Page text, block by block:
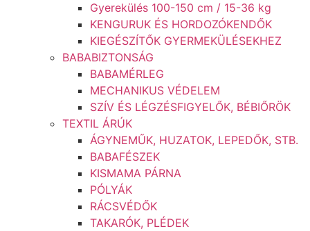
Gyerekülés 100-150 cm / 15-36 kg
KENGURUK ÉS HORDOZÓKENDŐK
KIEGÉSZÍTŐK GYERMEKÜLÉSEKHEZ
BABABIZTONSÁG
BABAMÉRLEG
MECHANIKUS VÉDELEM
SZÍV ÉS LÉGZÉSFIGYELŐK, BÉBIŐRÖK
TEXTIL ÁRÚK
ÁGYNEMŰK, HUZATOK, LEPEDŐK, STB.
BABAFÉSZEK
KISMAMA PÁRNA
PÓLYÁK
RÁCSVÉDŐK
TAKARÓK, PLÉDEK